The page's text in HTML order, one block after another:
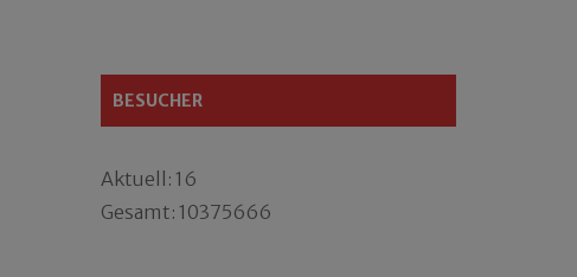
BESUCHER
Aktuell: 16
Gesamt: 10375666